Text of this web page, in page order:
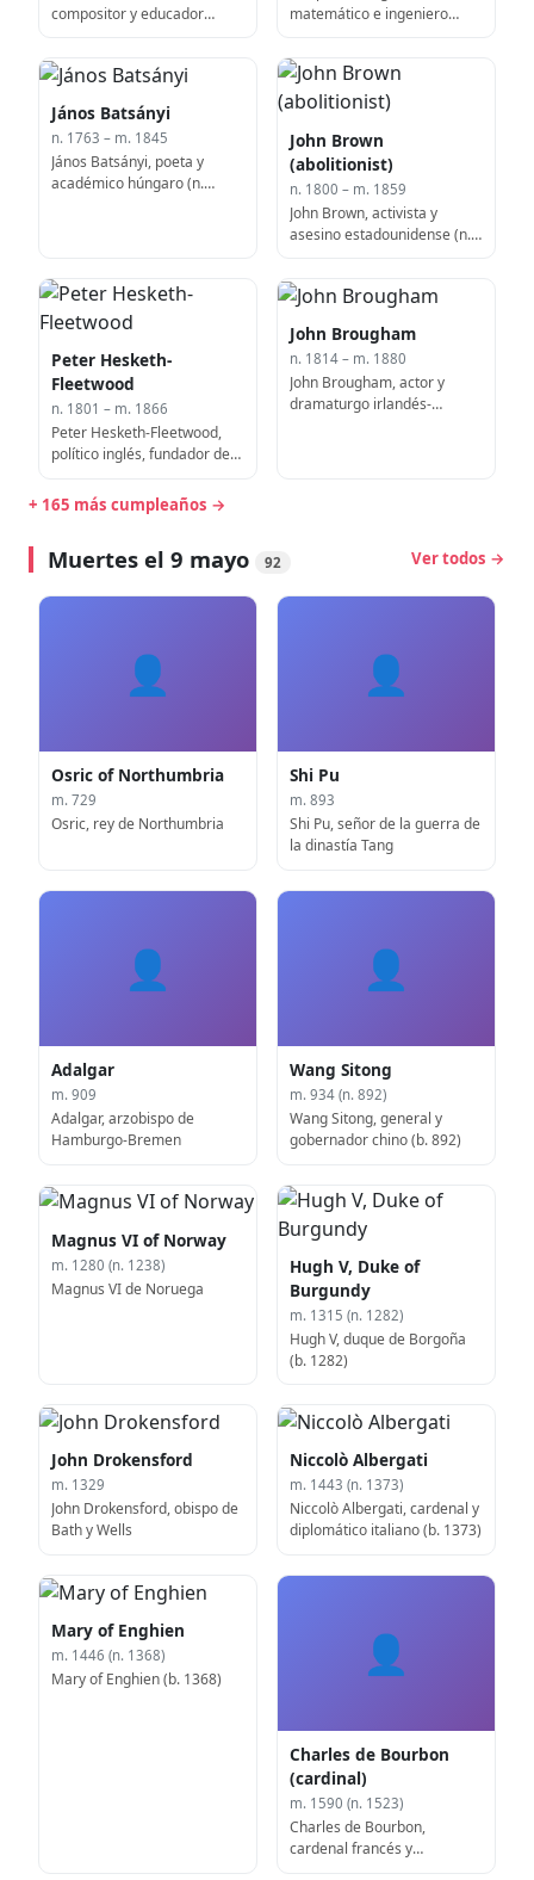
compositor y educador
matemático e ingeniero
János Batsányi
n. 1763 – m. 1845
János Batsányi, poeta y
académico húngaro (n.
John Brown
(abolitionist)
n. 1800 – m. 1859
John Brown, activista y
asesino estadounidense (n.
Peter Hesketh-
Fleetwood
n. 1801 – m. 1866
Peter Hesketh-Fleetwood,
político inglés, fundador de
1866)
John Brougham
n. 1814 – m. 1880
John Brougham, actor y
dramaturgo irlandés-
+ 165 más cumpleaños →
Muertes el 9 mayo 92 Ver todos →
👤
Osric of Northumbria
m. 729
Osric, rey de Northumbria
👤
Shi Pu
m. 893
Shi Pu, señor de la guerra de
la dinastía Tang
👤
Adalgar
m. 909
Adalgar, arzobispo de
Hamburgo-Bremen
👤
Wang Sitong
m. 934 (n. 892)
Wang Sitong, general y
gobernador chino (b. 892)
Magnus VI of Norway
m. 1280 (n. 1238)
Magnus VI de Noruega
Hugh V, Duke of
Burgundy
m. 1315 (n. 1282)
Hugh V, duque de Borgoña
(b. 1282)
John Drokensford
m. 1329
John Drokensford, obispo de
Bath y Wells
Niccolò Albergati
m. 1443 (n. 1373)
Niccolò Albergati, cardenal y
diplomático italiano (b. 1373)
Mary of Enghien
m. 1446 (n. 1368)
Mary of Enghien (b. 1368)
👤
Charles de Bourbon
(cardinal)
m. 1590 (n. 1523)
Charles de Bourbon,
cardenal francés y